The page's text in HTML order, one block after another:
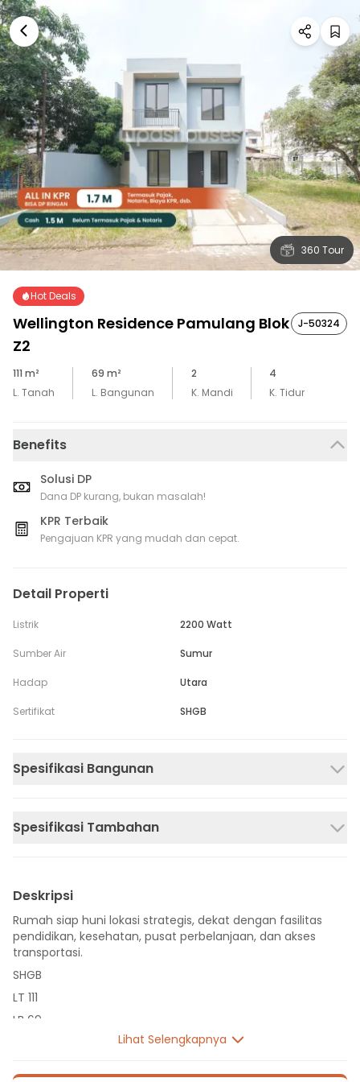
360 Tour
Hot Deals
Wellington Residence Pamulang Blok
Z2
J-50324
111 m²
L. Tanah
69 m²
L. Bangunan
2
K. Mandi
4
K. Tidur
Benefits
Solusi DP
Dana DP kurang, bukan masalah!
KPR Terbaik
Pengajuan KPR yang mudah dan cepat.
Detail Properti
Listrik 2200 Watt
Sumber Air Sumur
Hadap Utara
Sertifikat SHGB
Spesifikasi Bangunan
Spesifikasi Tambahan
Deskripsi
Rumah siap huni lokasi strategis, dekat dengan fasilitas
pendidikan, kesehatan, pusat perbelanjaan, dan akses
transportasi.
SHGB
LT 111
LB 69
Lihat Selengkapnya